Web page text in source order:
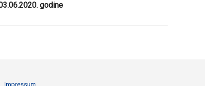
godine
Impressum